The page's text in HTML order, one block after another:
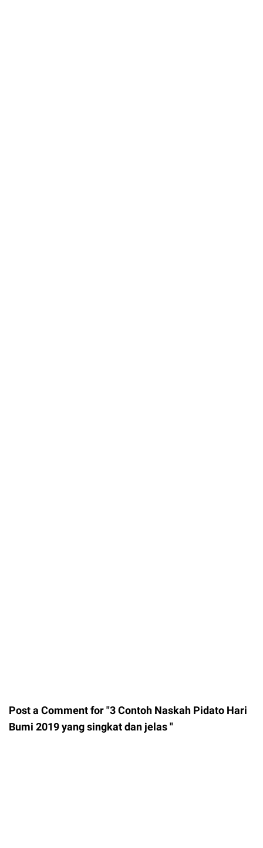
Post a Comment for "3 Contoh Naskah Pidato Hari
Bumi 2019 yang singkat dan jelas "